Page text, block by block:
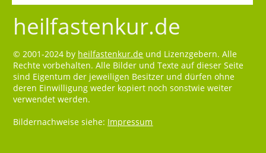
heilfastenkur.de
© 2001-2024 by heilfastenkur.de und Lizenzgebern. Alle
Rechte vorbehalten. Alle Bilder und Texte auf dieser Seite
sind Eigentum der jeweiligen Besitzer und dürfen ohne
deren Einwilligung weder kopiert noch sonstwie weiter
verwendet werden.
Bildernachweise siehe: Impressum